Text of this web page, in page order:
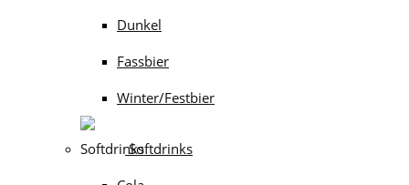
Dunkel
Fassbier
Winter/Festbier
Softdrinks